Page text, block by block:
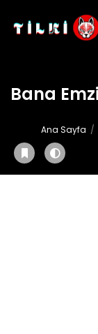
Bana
Ana Sayfa